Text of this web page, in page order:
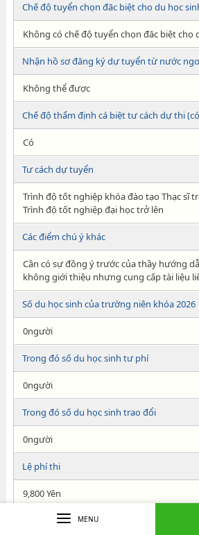
Chế độ tuyển chọn đăc biệt cho du học
Không có chế độ tuyển chọn đăc biệt cho
Nhận hồ sơ đăng ký dự tuyển từ nước
Không thể được
Chế độ thẩm định cá biệt tư cách dự thi
Có
Tư cách dự tuyển
Trình độ tốt nghiệp khóa đào tạo Thạc sĩ
Trình độ tốt nghiệp đại học trở lên
Các điểm chú ý khác
Cần có sự đồng ý trước của thầy hướng
không giới thiệu nhưng cung cấp tài liệu
Số du học sinh của trường niên khóa 2026
0người
Trong đó số du học sinh tư phí
0người
Trong đó số du học sinh trao đổi
0người
Lệ phí thi
9,800 Yên
Tiền nhập họcMENU